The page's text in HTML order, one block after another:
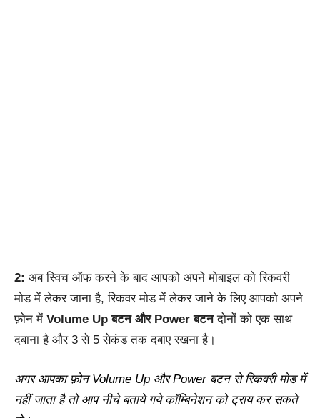
2: अब स्विच ऑफ करने के बाद आपको अपने मोबाइल को रिकवरी
मोड में लेकर जाना है, रिकवर मोड में लेकर जाने के लिए आपको अपने
फ़ोन में Volume Up बटन और Power बटनदोनों को एक साथ
दबाना है और 3 से 5 सेकंड तक दबाए रखना है।
अगर आपका फ़ोन Volume Up और Power बटन से रिकवरी मोड में
नहीं जाता है तो आप नीचे बताये गये कॉम्बिनेशन को ट्राय कर सकते